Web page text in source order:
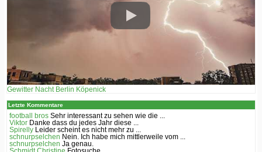
Gewitter Nacht Berlin Köpenick
Letzte Kommentare
football bros Sehr interessant zu sehen wie die ...
Viktor Danke dass du jedes Jahr diese ...
Spirelly
Leider scheint es nicht mehr zu ...
schnurpselchen Nein. Ich habe mich mittlerweile vom ...
schnurpselchen Ja genau.
Schmidt Christine Fotosuche